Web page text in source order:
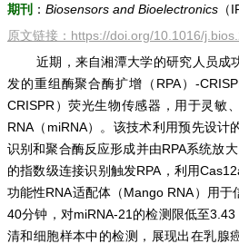
期刊 ： Biosensors and Bioelectronics （
原文链接： https://doi.org/10.1016/
近期，来自湘潭大学的研究人员成
发的重组酶聚合酶扩增（RPA）-
CRISPR）荧光生物传感器，用于灵敏
RNA（miRNA）。该技术利用预先设计
识别和聚合酶反应形成并由RPA系统放
的指数级连接识别触发RPA，利用
功能性RNA适配体（Mango RNA）用
40分钟，对miRNA-21的检测限低至
清和细胞样本中的检测，展现出在乳腺